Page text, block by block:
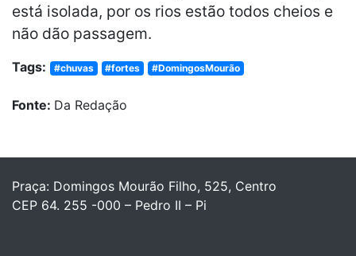
está isolada, por os rios estão todos cheios e
não dão passagem.
Tags: #chuvas #fortes #DomingosMourão
Fonte: Da Redação
Praça: Domingos Mourão Filho, 525, Centro
CEP 64. 255 -000 – Pedro II – Pi